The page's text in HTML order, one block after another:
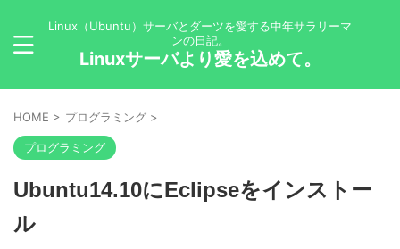
Linux（Ubuntu）サーバとダーツを愛する中年サラリーマ
ンの日記。
Linuxサーバより愛を込めて。
HOME > プログラミング >
プログラミング
Ubuntu14.10にEclipseをインストー
ル